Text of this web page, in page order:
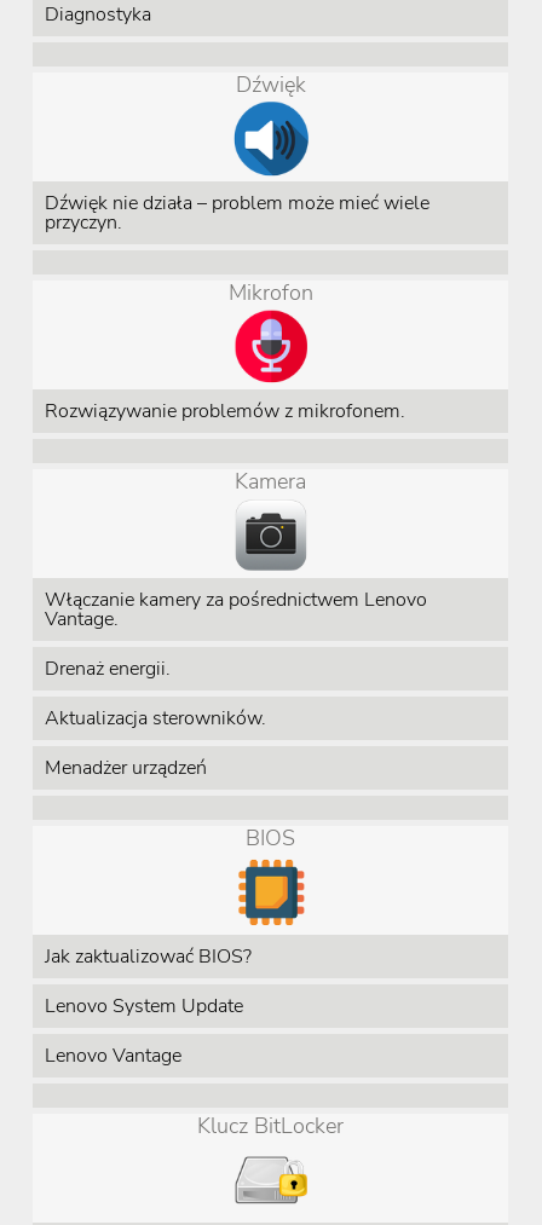
Diagnostyka
Dźwięk
Dźwięk nie działa – problem może mieć wiele
przyczyn.
Mikrofon
Rozwiązywanie problemów z mikrofonem.
Kamera
Włączanie kamery za pośrednictwem Lenovo
Vantage.
Drenaż energii.
Aktualizacja sterowników.
Menadżer urządzeń
BIOS
Jak zaktualizować BIOS?
Lenovo System Update
Lenovo Vantage
Klucz BitLocker